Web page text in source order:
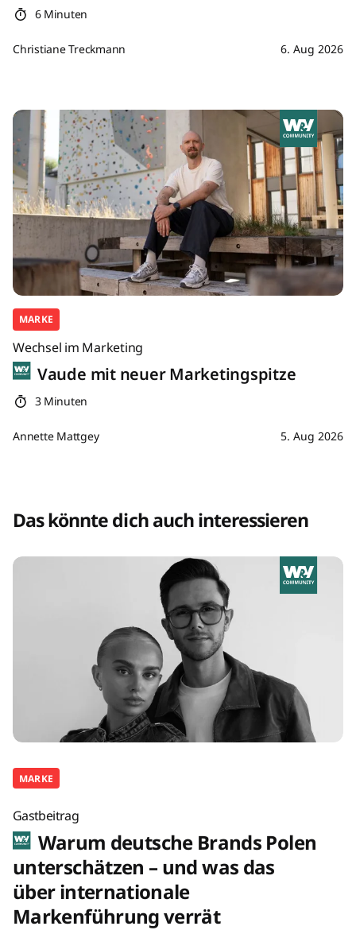
6 Minuten
Christiane Treckmann 6. Aug 2026
MARKE
Wechsel im Marketing
Vaude mit neuer Marketingspitze
3 Minuten
Annette Mattgey 5. Aug 2026
Das könnte dich auch interessieren
MARKE
Gastbeitrag
Warum deutsche Brands Polen
unterschätzen – und was das
über internationale
Markenführung verrät